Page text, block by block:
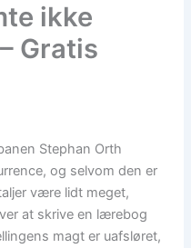
ikke
Gratis
Stephan Orth
og selvom den er
være lidt meget,
at skrive en lærebog
magt er uafsløret,